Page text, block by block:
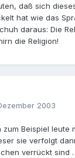
daß sich
hat wie das
daraus: Die
die Religion!
2003
Beispiel leute
sie verfolgt
verrückt sind